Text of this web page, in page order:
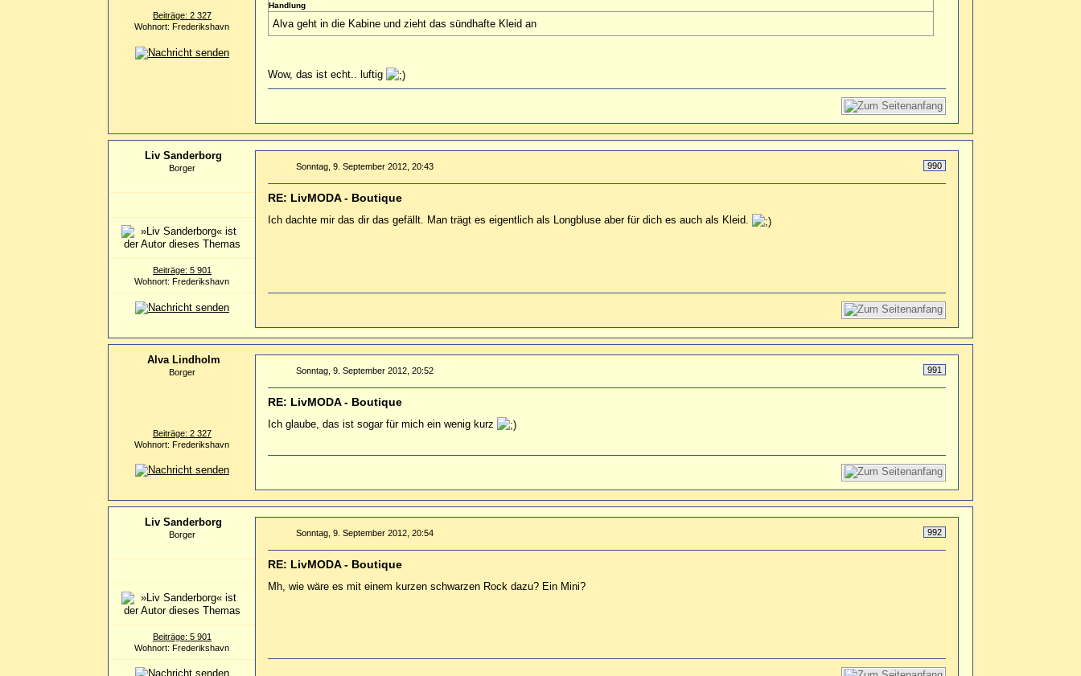
Beiträge: 2 327
Wohnort: Frederikshavn
Handlung
Alva geht in die Kabine und zieht das sündhafte Kleid an
Wow, das ist echt.. luftig
Liv Sanderborg
Borger
Beiträge: 5 901
Wohnort: Frederikshavn
990
Sonntag, 9. September 2012, 20:43
RE: LivMODA - Boutique
Ich dachte mir das dir das gefällt. Man trägt es eigentlich als Longbluse aber für dich es auch als Kleid.
Alva Lindholm
Borger
Beiträge: 2 327
Wohnort: Frederikshavn
991
Sonntag, 9. September 2012, 20:52
RE: LivMODA - Boutique
Ich glaube, das ist sogar für mich ein wenig kurz
Liv Sanderborg
Borger
Beiträge: 5 901
Wohnort: Frederikshavn
992
Sonntag, 9. September 2012, 20:54
RE: LivMODA - Boutique
Mh, wie wäre es mit einem kurzen schwarzen Rock dazu? Ein Mini?